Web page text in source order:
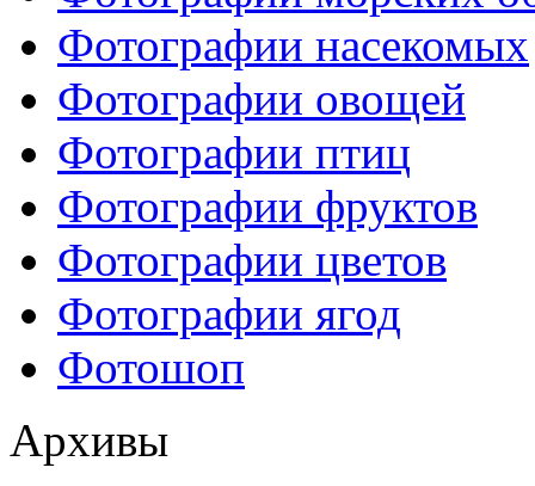
Фотографии насекомых
Фотографии овощей
Фотографии птиц
Фотографии фруктов
Фотографии цветов
Фотографии ягод
Фотошоп
Архивы